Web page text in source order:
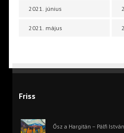
2021. június
2021. május
Friss
Ősz a Hargitán – Pálfi